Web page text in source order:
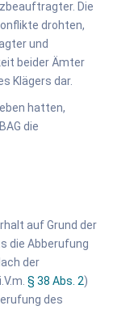
Die
drohten,
und
beider Ämter
Klägers dar.
hatten,
die
auf Grund der
die Abberufung
der
§ 38 Abs. 2)
des